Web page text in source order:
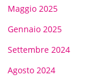
Maggio 2025
Gennaio 2025
Settembre 2024
Agosto 2024